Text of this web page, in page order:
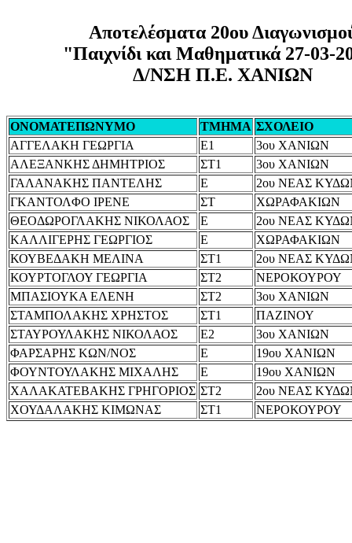
Αποτελέσματα 20ου
"Παιχνίδι και Μαθηματικά 27-03-
Δ/ΝΣΗ Π.Ε. ΧΑΝΙΩΝ
ΟΝΟΜΑΤΕΠΩΝΥΜΟ ΤΜΗΜΑ ΣΧΟΛΕΙΟ
ΑΓΓΕΛΑΚΗ ΓΕΩΡΓΙΑ
Ε1
3ου ΧΑΝΙΩΝ
ΑΛΕΞΑΝΚΗΣ ΔΗΜΗΤΡΙΟΣ
ΣΤ1
3ου ΧΑΝΙΩΝ
ΓΑΛΑΝΑΚΗΣ ΠΑΝΤΕΛΗΣ
Ε
2ου ΝΕΑΣ
ΓΚΑΝΤΟΛΦΟ ΙΡΕΝΕ
ΣΤ
ΧΩΡΑΦΑΚΙΩΝ
ΘΕΟΔΩΡΟΓΛΑΚΗΣ ΝΙΚΟΛΑΟΣ
Ε
2ου ΝΕΑΣ
ΚΑΛΛΙΓΕΡΗΣ ΓΕΩΡΓΙΟΣ
Ε
ΧΩΡΑΦΑΚΙΩΝ
ΚΟΥΒΕΔΑΚΗ ΜΕΛΙΝΑ
ΣΤ1
2ου ΝΕΑΣ
ΚΟΥΡΤΟΓΛΟΥ ΓΕΩΡΓΙΑ
ΣΤ2
ΝΕΡΟΚΟΥΡΟΥ
ΜΠΑΣΙΟΥΚΑ ΕΛΕΝΗ
ΣΤ2
3ου ΧΑΝΙΩΝ
ΣΤΑΜΠΟΛΑΚΗΣ ΧΡΗΣΤΟΣ
ΣΤ1
ΠΑΖΙΝΟΥ
ΣΤΑΥΡΟΥΛΑΚΗΣ ΝΙΚΟΛΑΟΣ
Ε2
3ου ΧΑΝΙΩΝ
ΦΑΡΣΑΡΗΣ ΚΩΝ/ΝΟΣ
Ε
19ου ΧΑΝΙΩΝ
ΦΟΥΝΤΟΥΛΑΚΗΣ ΜΙΧΑΛΗΣ
Ε
19ου ΧΑΝΙΩΝ
ΧΑΛΑΚΑΤΕΒΑΚΗΣ ΓΡΗΓΟΡΙΟΣ ΣΤ2
2ου ΝΕΑΣ
ΧΟΥΔΑΛΑΚΗΣ ΚΙΜΩΝΑΣ
ΣΤ1 ΝΕΡΟΚΟΥΡΟΥ